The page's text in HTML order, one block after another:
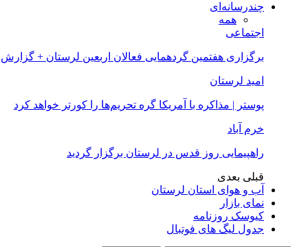
چندرسانه‌ای
همه
اجتماعی
برگزاری هفتمین گردهمایی فعالان اربعین لرستان +
امید لرستان
پوستر | مذاکره با آمریکا گره تحریم‌ها را کورتر خواهد کرد
خرم آباد
راهپیمایی روز قدس در لرستان برگزار گردید
قبلی بعدی
آب و هوای استان لرستان
نمای بازار
کیوسک روزنامه
جدول لیگ های فوتبال